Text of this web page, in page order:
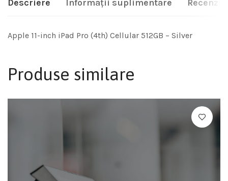
Descriere Informații suplimentare Recenzii
Apple 11-inch iPad Pro (4th) Cellular 512GB – Silver
Produse similare